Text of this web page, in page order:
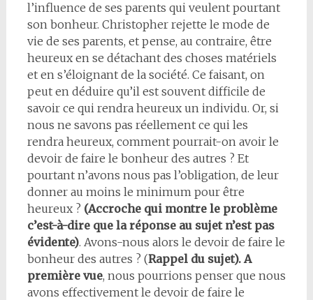
l’influence de ses parents qui veulent pourtant
son bonheur. Christopher rejette le mode de
vie de ses parents, et pense, au contraire, être
heureux en se détachant des choses matériels
et en s’éloignant de la société. Ce faisant, on
peut en déduire qu’il est souvent difficile de
savoir ce qui rendra heureux un individu. Or, si
nous ne savons pas réellement ce qui les
rendra heureux, comment pourrait-on avoir le
devoir de faire le bonheur des autres ? Et
pourtant n’avons nous pas l’obligation, de leur
donner au moins le minimum pour être
heureux ? (Accroche qui montre le problème
c’est-à-dire que la réponse au sujet n’est pas
évidente). Avons-nous alors le devoir de faire le
bonheur des autres ? (Rappel du sujet). A
première vue, nous pourrions penser que nous
avons effectivement le devoir de faire le